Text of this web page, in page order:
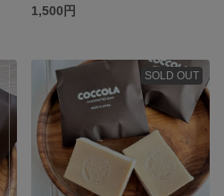
1,500円
SOLD OUT